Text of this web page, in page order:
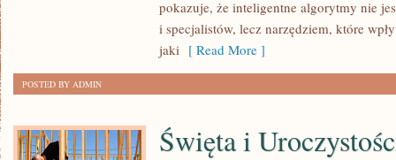
pokazuje, że inteligentne algorytmy nie
i specjalistów, lecz narzędziem, które
jaki [ Read More ]
POSTED BY ADMIN
Święta i